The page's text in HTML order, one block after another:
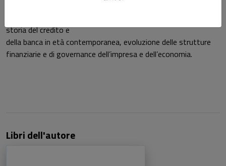
storia del credito e
della banca in età contemporanea, evoluzione delle strutture
finanziarie e di governance dell’impresa e dell’economia.
Libri dell'autore